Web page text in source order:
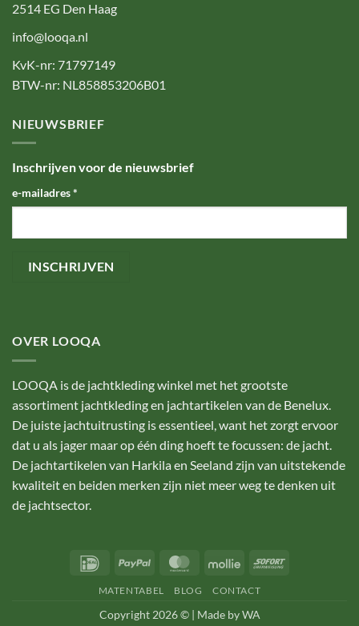
2514 EG Den Haag
info@looqa.nl
KvK-nr: 71797149
BTW-nr: NL858853206B01
NIEUWSBRIEF
Inschrijven voor de nieuwsbrief
e-mailadres*
OVER LOOQA
LOOQA is de jachtkleding winkel met het grootste
assortiment jachtkleding en jachtartikelen van de Benelux.
De juiste jachtuitrusting is essentieel, want het zorgt ervoor
dat u als jager maar op één ding hoeft te focussen: de jacht.
De jachtartikelen van Harkila en Seeland zijn van uitstekende
kwaliteit en beiden merken zijn niet meer weg te denken uit
de jachtsector.
IDeal PayPal MasterCardMollie Sofort
MATENTABEL BLOG CONTACT
Copyright 2026 © | Made by WA